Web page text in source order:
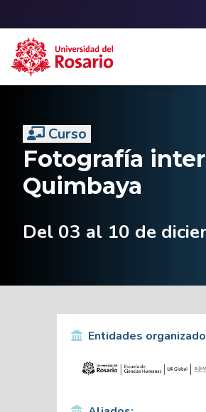
Curso
Fotografía
Quimbaya
Del 03 al 10 de
Entidades